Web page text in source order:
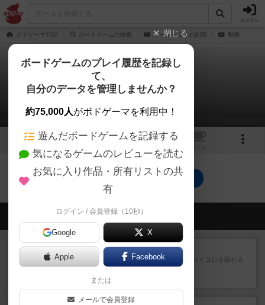
ログイン
ボドゲーマTOP ボードゲームの検索 バールームでの乱闘 動画
バールームでの乱闘
0件の動画
1
バールームでの乱闘のトップに戻る
会員の新しい投稿
レビュー 街コロ通
街コロとの違いは初めから二つサイコロを振れる
など、少しの違いはあるけれ...
約3時間前
閉じる
ボードゲームのプレイ履歴を記録し
て、
自分のデータを管理しませんか？
約75,000人がボドゲーマを利用中！
遊んだボードゲームを記録する
気になるゲームのレビューを読む
お気に入り作品・所有リストの共
有
ログイン / 会員登録（10秒）
Google X
Apple Facebook
または
メールで会員登録